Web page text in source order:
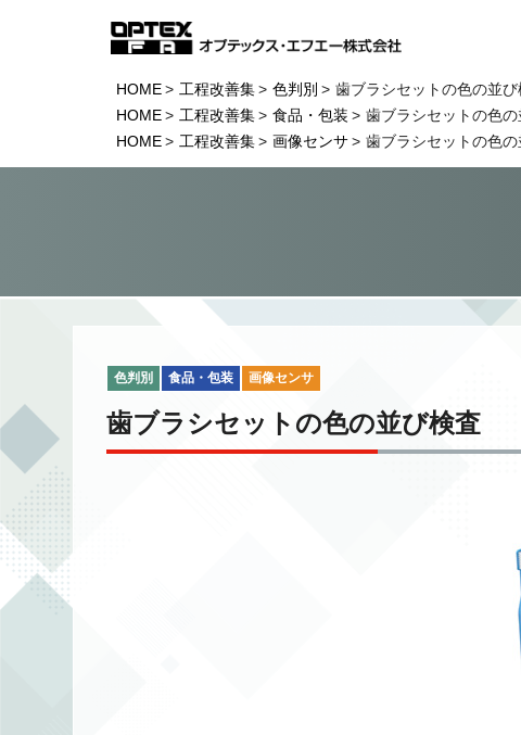
HOME 工程改善集 色判別
歯ブラシセットの色の並び
HOME
工程改善集 食品・包装
歯ブラシセットの色の
HOME
工程改善集 画像センサ 歯ブラシセットの色の
色判別 食品・包装 画像センサ
歯ブラシセットの色の並び検査